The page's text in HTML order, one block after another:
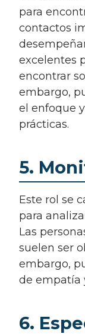
para
contactos
excelentes
encontrar
embargo,
el enfoque
prácticas.
5.
Este rol se caracteriza por la habilidad
para
Las
suelen ser
embargo,
de empatía
6.